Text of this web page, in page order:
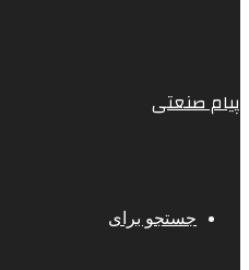
پیام صنعتی
جستجو برای